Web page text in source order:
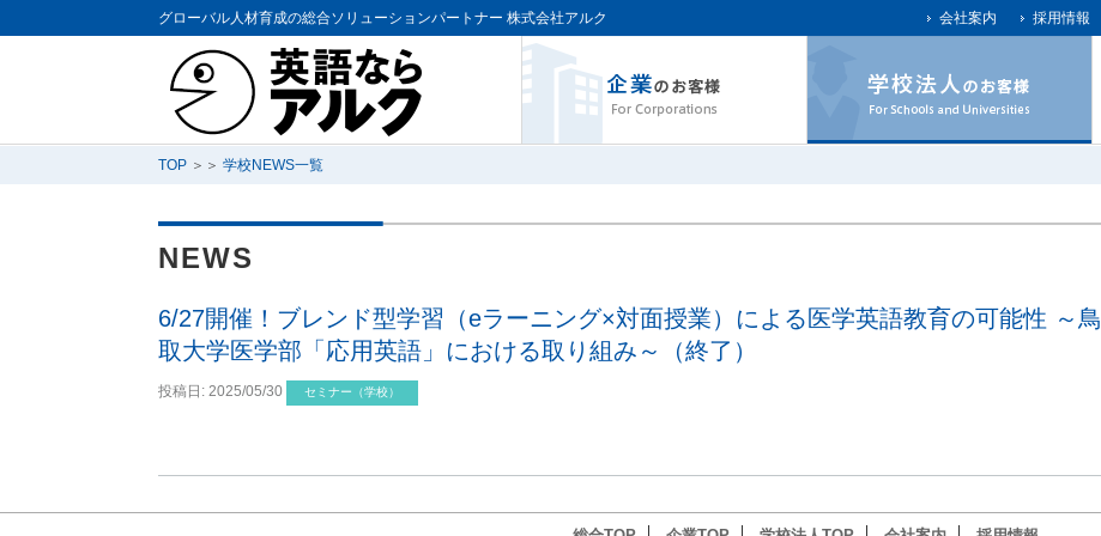
グローバル人材育成の総合ソリューションパートナー 株式会社アルク 採用情報
会社案内
TOP ＞＞ 学校NEWS一覧
NEWS
6/27開催！ブレンド型学習（eラーニング×対面授業）による医学英語教育の可能性 ～鳥
取大学医学部「応用英語」における取り組み～（終了）
投稿日: 2025/05/30 セミナー（学校）